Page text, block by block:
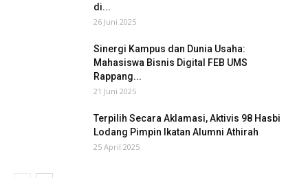
di...
26 Juni 2025
Sinergi Kampus dan Dunia Usaha:
Mahasiswa Bisnis Digital FEB UMS
Rappang...
21 Juni 2025
Terpilih Secara Aklamasi, Aktivis 98 Hasbi
Lodang Pimpin Ikatan Alumni Athirah
25 April 2025